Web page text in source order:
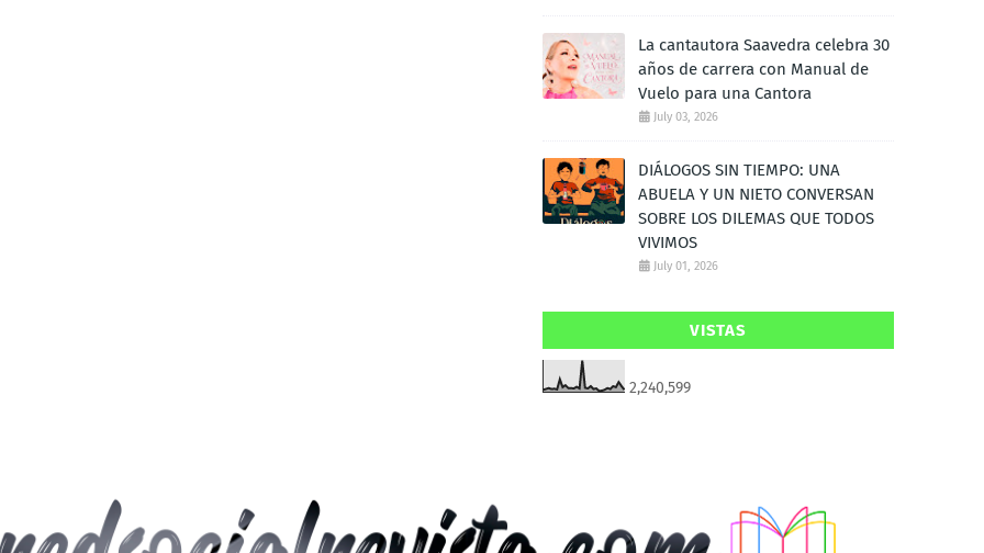
La cantautora Saavedra celebra 30
años de carrera con Manual de
Vuelo para una Cantora
July 03, 2026
DIÁLOGOS SIN TIEMPO: UNA
ABUELA Y UN NIETO CONVERSAN
SOBRE LOS DILEMAS QUE TODOS
VIVIMOS
July 01, 2026
VISTAS
2,240,599